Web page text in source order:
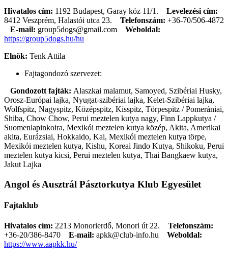
Hivatalos cím: 1192 Budapest, Garay köz 11/1. Levelezési cím:
8412 Veszprém, Halastói utca 23.
Telefonszám: +36-70/506-4872
E-mail: group5dogs@gmail.com
Weboldal:
https://group5dogs.hu/hu
Elnök: Tenk Attila
Fajtagondozó szervezet:
Gondozott fajták: Alaszkai malamut, Samoyed, Szibériai Husky,
Orosz-Európai lajka, Nyugat-szibériai lajka, Kelet-Szibériai lajka,
Wolfspitz, Nagyspitz, Középspitz, Kisspitz, Törpespitz / Pomerániai,
Shiba, Chow Chow, Perui meztelen kutya nagy, Finn Lappkutya /
Suomenlapinkoira, Mexikói meztelen kutya közép, Akita, Amerikai
akita, Eurázsiai, Hokkaido, Kai, Mexikói meztelen kutya törpe,
Mexikói meztelen kutya, Kishu, Koreai Jindo Kutya, Shikoku, Perui
meztelen kutya kicsi, Perui meztelen kutya, Thai Bangkaew kutya,
Jakut Lajka
Angol és Ausztrál Pásztorkutya Klub Egyesület
Fajtaklub
Hivatalos cím: 2213 Monorierdő, Monori út 22. Telefonszám:
+36-20/386-8470
E-mail: apkk@club-info.hu
Weboldal:
https://www.aapkk.hu/